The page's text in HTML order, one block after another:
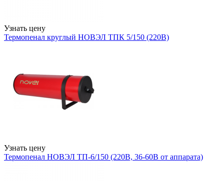
Узнать цену
Термопенал круглый НОВЭЛ ТПК 5/150 (220В)
Узнать цену
Термопенал НОВЭЛ ТП-6/150 (220В, 36-60В от аппарата)